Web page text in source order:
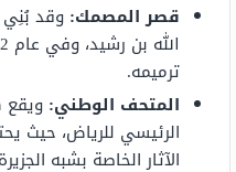
قصر المصمك: وقد
ترميمه.
المتحف الوطني: ويقع
الرئيسي للرياض، حيث
الآثار الخاصة بشبه